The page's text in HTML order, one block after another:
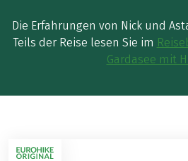
Die Erfahrungen von Nick und
Teils der Reise lesen Sie im
Gardasee mit